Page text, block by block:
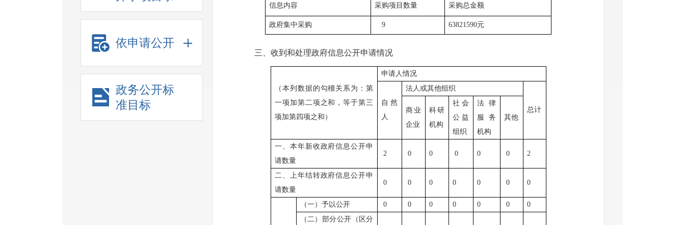
依申请公开
政务公开标
准目标
信息内容 采购项目数量 采购总金额
政府集中采购 9 63821590元
三、收到和处理政府信息公开申请情况
（本列数据的勾稽关系为：第
一项加第二项之和，等于第三
项加第四项之和）
申请人情况
自然
人
法人或其他组织
总计
商业
企业
科研
机构
社会
公益
组织
法律
服务
机构
其他
一、本年新收政府信息公开申
请数量
2 0 0 0 0 0 2
二、上年结转政府信息公开申
请数量
0 0 0 0 0 0 0
（一）予以公开 0 0 0 0 0 0
0
（二）部分公开（区分